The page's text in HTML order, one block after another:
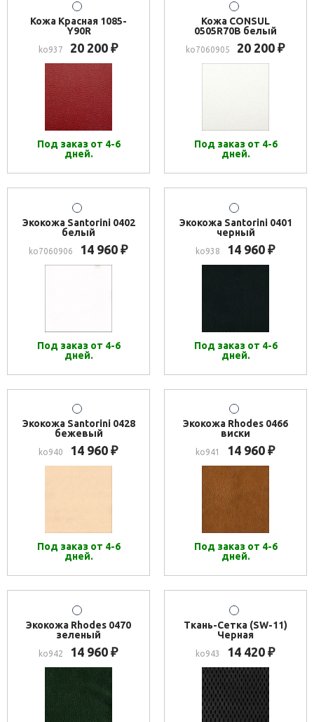
Кожа Красная 1085-
Y90R
ko937 20 200 ₽
Под заказ от 4-6
дней.
Кожа CONSUL
0505R70B белый
ko7060905 20 200 ₽
Под заказ от 4-6
дней.
Экокожа Santorini 0402
белый
ko7060906 14 960 ₽
Под заказ от 4-6
дней.
Экокожа Santorini 0401
черный
ko938 14 960 ₽
Под заказ от 4-6
дней.
Экокожа Santorini 0428
бежевый
ko940 14 960 ₽
Под заказ от 4-6
дней.
Экокожа Rhodes 0466
виски
ko941 14 960 ₽
Под заказ от 4-6
дней.
Экокожа Rhodes 0470
зеленый
ko942 14 960 ₽
Ткань-Сетка (SW-11)
Черная
ko943 14 420 ₽